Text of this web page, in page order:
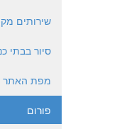
שירותים
סיור בבתי
מפת האתר
פורום